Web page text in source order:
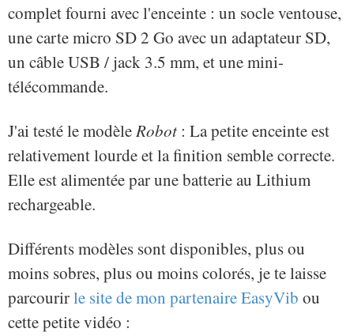
complet fourni avec l'enceinte : un socle ventouse,
une carte micro SD 2 Go avec un adaptateur SD,
un câble USB / jack 3.5 mm, et une mini-
télécommande.
J'ai testé le modèleRobot : La petite enceinte est
relativement lourde et la finition semble correcte.
Elle est alimentée par une batterie au Lithium
rechargeable.
Différents modèles sont disponibles, plus ou
moins sobres, plus ou moins colorés, je te laisse
parcourirle site de mon partenaire EasyVib ou
cette petite vidéo :